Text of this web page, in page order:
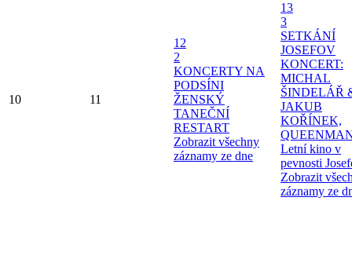
10 11
12
2
KONCERTY NA
PODSÍNI
ŽENSKÝ
TANEČNÍ
RESTART
Zobrazit všechny
záznamy ze dne
13
3
SETKÁNÍ
JOSEFOV
KONCERT:
MICHAL
ŠINDELÁŘ
JAKUB
KOŘÍNEK,
Letní kino v
pevnosti
Zobrazit
záznamy ze